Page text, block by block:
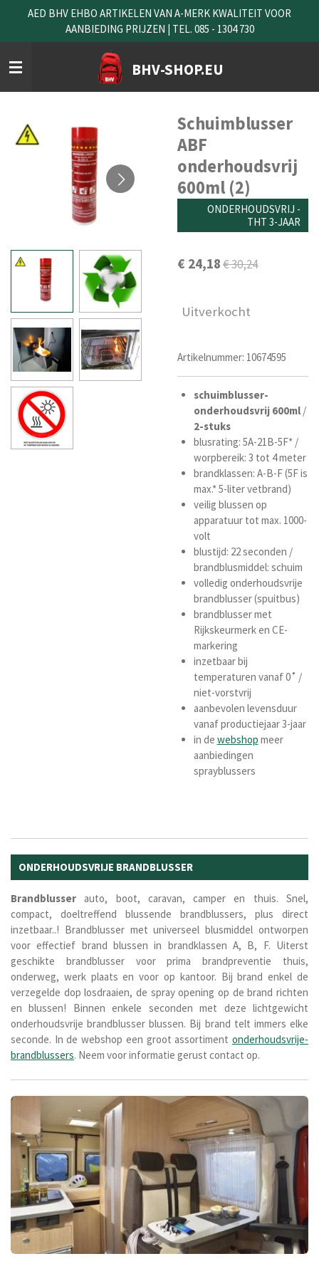
naar
de
hoofdinhoud
BHV-SHOP.EU
AED BHV EHBO ARTIKELEN VAN A-MERK KWALITEIT VOOR
AANBIEDING PRIJZEN | TEL. 085 - 1304 730
Schuimblusser
ABF
onderhoudsvrij
600ml (2)
ONDERHOUDSVRIJ -
THT 3-JAAR
€ 24,18€ 30,24
Uitverkocht
Artikelnummer: 10674595
schuimblusser-
onderhoudsvrij 600ml /
2-stuks
blusrating: 5A-21B-5F* /
worpbereik: 3 tot 4 meter
brandklassen: A-B-F (5F is
max.* 5-liter vetbrand)
veilig blussen op
apparatuur tot max. 1000-
volt
blustijd: 22 seconden /
brandblusmiddel: schuim
volledig onderhoudsvrije
brandblusser (spuitbus)
brandblusser met
Rijkskeurmerk en CE-
markering
inzetbaar bij
temperaturen vanaf 0˚ /
niet-vorstvrij
aanbevolen levensduur
vanaf productiejaar 3-jaar
in de webshop meer
aanbiedingen
sprayblussers
ONDERHOUDSVRIJE BRANDBLUSSER
Brandblusser auto, boot, caravan, camper en thuis. Snel,
compact, doeltreffend blussende brandblussers, plus direct
inzetbaar..! Brandblusser met universeel blusmiddel ontworpen
voor effectief brand blussen in brandklassen A, B, F. Uiterst
geschikte brandblusser voor prima brandpreventie thuis,
onderweg, werk plaats en voor op kantoor. Bij brand enkel de
verzegelde dop losdraaien, de spray opening op de brand richten
en blussen! Binnen enkele seconden met deze lichtgewicht
onderhoudsvrije brandblusser blussen. Bij brand telt immers elke
seconde. In de webshop een groot assortiment onderhoudsvrije-
brandblussers. Neem voor informatie gerust contact op.